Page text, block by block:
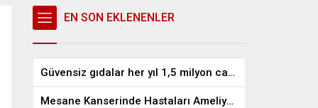
EN SON EKLENENLER
Güvensiz gıdalar her yıl 1,5 milyon can alıyor
Mesane Kanserinde Hastaları Ameliyattan Kurtaran İlaç